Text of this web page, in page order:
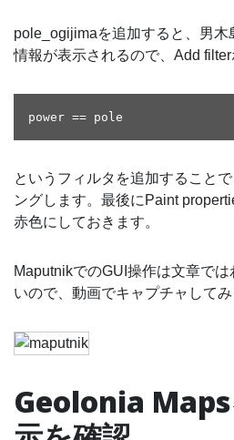
pole_ogijimaを追加すると、男
情報が表示されるので、Add filter
というフィルタを追加すること
ングします。最後にPaint
赤色にしておきます。
MaputnikでのGUI操作は文章で
いので、動画でキャプチャしてみ
Geolonia